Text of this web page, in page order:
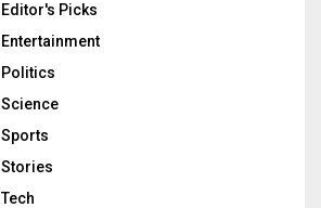
Editor's Picks
Entertainment
Politics
Science
Sports
Stories
Tech